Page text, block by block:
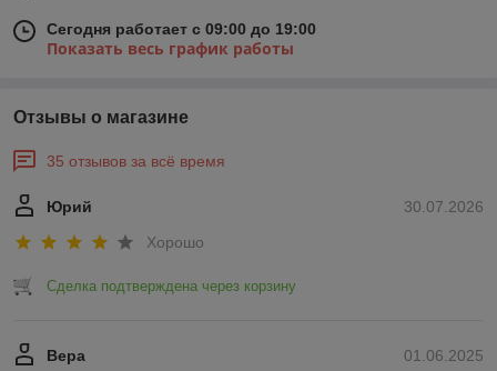
Сегодня работает с 09:00 до 19:00
Показать весь график работы
Отзывы о магазине
35 отзывов за всё время
30.07.2026
Юрий
Хорошо
Сделка подтверждена через корзину
01.06.2025
Вера